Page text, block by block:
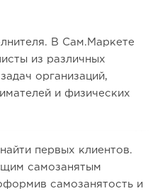
В Сам.Маркете
из различных
организаций,
и физических
первых клиентов.
самозанятым
самозанятость и